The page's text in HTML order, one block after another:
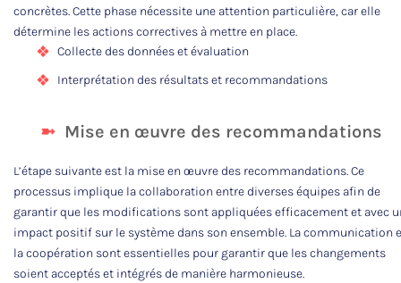
concrètes. Cette phase nécessite une attention particulière, car elle
détermine les actions correctives à mettre en place.
Collecte des données et évaluation
Interprétation des résultats et recommandations
Mise en œuvre des recommandations
L’étape suivante est la mise en œuvre des recommandations. Ce
processus implique la collaboration entre diverses équipes afin de
garantir que les modifications sont appliquées efficacement et avec
impact positif sur le système dans son ensemble. La communication
la coopération sont essentielles pour garantir que les changements
soient acceptés et intégrés de manière harmonieuse.